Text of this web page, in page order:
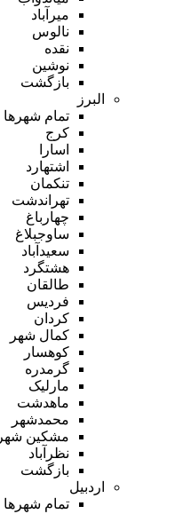
میرآباد
نالوس
نقده
نوشین
بازگشت
البرز
تمام شهر‌ها
کرج
اسارا
اشتهارد
تنکمان
تهراندشت
چهارباغ
ساوجبلاغ
سعیدآباد
هشتگرد
طالقان
فردیس
کردان
کمال شهر
کوهسار
گرمدره
مارلیک
ماهدشت
محمدشهر
مشکین شهر
نظرآباد
بازگشت
اردبیل
تمام شهر‌ها